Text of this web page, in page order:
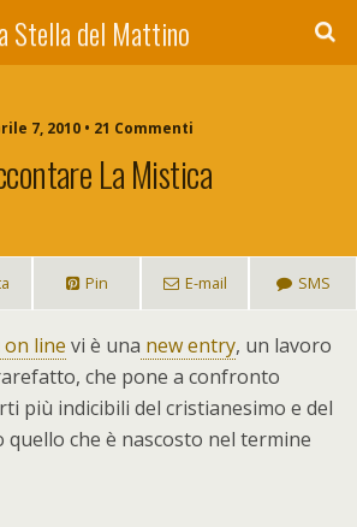
Stella del Mattino
7, 2010 • 21 Commenti
La Mistica
Pin E-mail SMS
on line vi è una new entry, un lavoro
che pone a confronto
più indicibili del cristianesimo e del
quello che è nascosto nel termine